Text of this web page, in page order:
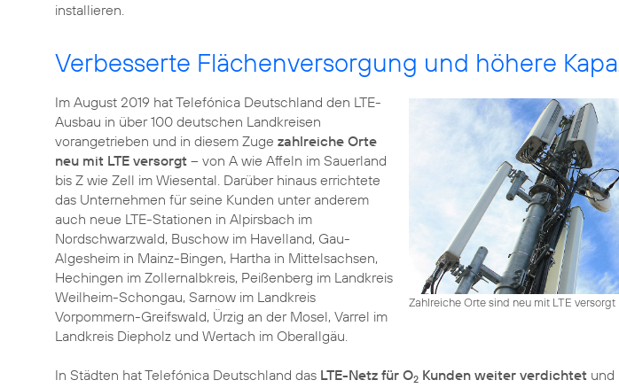
installieren.
Verbesserte Flächenversorgung und höhere
Zahlreiche Orte sind neu mit LTE versorgt
Im August 2019 hat Telefónica Deutschland den LTE-
Ausbau in über 100 deutschen Landkreisen
vorangetrieben und in diesem Zuge zahlreiche Orte
neu mit LTE versorgt – von A wie Affeln im Sauerland
bis Z wie Zell im Wiesental. Darüber hinaus errichtete
das Unternehmen für seine Kunden unter anderem
auch neue LTE-Stationen in Alpirsbach im
Nordschwarzwald, Buschow im Havelland, Gau-
Algesheim in Mainz-Bingen, Hartha in Mittelsachsen,
Hechingen im Zollernalbkreis, Peißenberg im Landkreis
Weilheim-Schongau, Sarnow im Landkreis
Vorpommern-Greifswald, Ürzig an der Mosel, Varrel im
Landkreis Diepholz und Wertach im Oberallgäu.
In Städten hat Telefónica Deutschland das LTE-Netz für O2 Kunden weiter verdichtet und